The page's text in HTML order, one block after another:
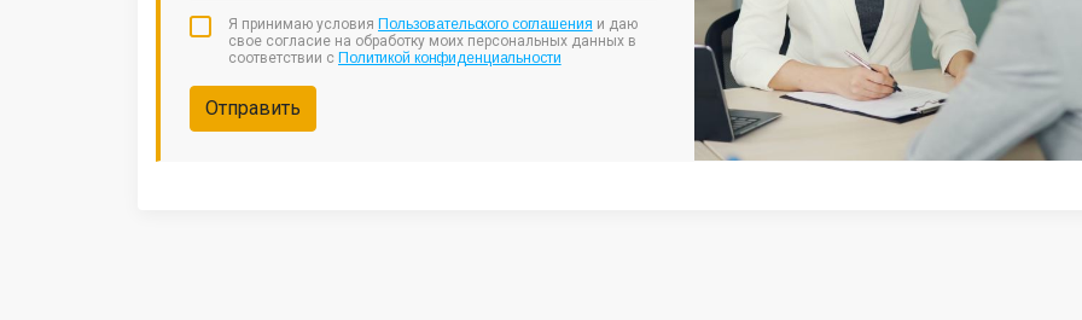
Я принимаю условия Пользовательского соглашения и даю
свое согласие на обработку моих персональных данных в
соответствии с Политикой конфиденциальности
Отправить